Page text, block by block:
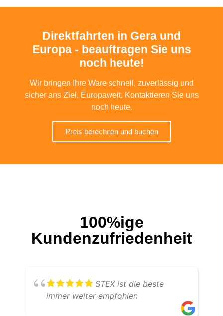
Direktfahrten in Gera und
Europa - beauftragen Sie uns
noch heute!
Wir bringen Ihre Ware schnell, zuverlässig und
sicher ans Ziel. Europaweit. Kontaktieren Sie uns
noch heute.
Preis berechnen und buchen
100%ige
Kundenzufriedenheit
STEX ist die beste
immer weiter empfohlen